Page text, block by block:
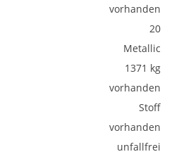
vorhanden
20
Metallic
1371 kg
vorhanden
Stoff
vorhanden
unfallfrei